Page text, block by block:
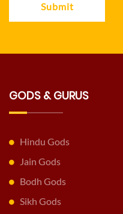
Submit
GODS & GURUS
Hindu Gods
Jain Gods
Bodh Gods
Sikh Gods